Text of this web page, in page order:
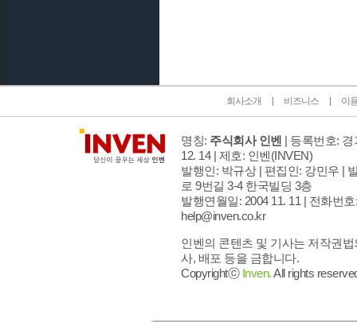
회사소개 비즈니스 이
명칭: 주식회사 인벤 | 등록번호:
12. 14 | 제호: 인벤(INVEN)
발행인: 박규상 | 편집인: 강민우 |
로 9번길 3-4 한국빌딩 3층
발행연월일: 2004 11. 11 | 전화번호
help@inven.co.kr
인벤의 콘텐츠 및 기사는 저작권
사, 배포 등을 금합니다.
Copyrightⓒ Inven.All rights